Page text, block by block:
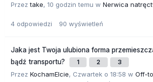
Przeztake, 10 godzin temu w Nerwica
4 odpowiedzi 90 wyświetleń
Jaka jest Twoja ulubiona forma
bądź transportu?
1 2 3
Przez KochamElcie, Czwartek o 18:58 w Off-